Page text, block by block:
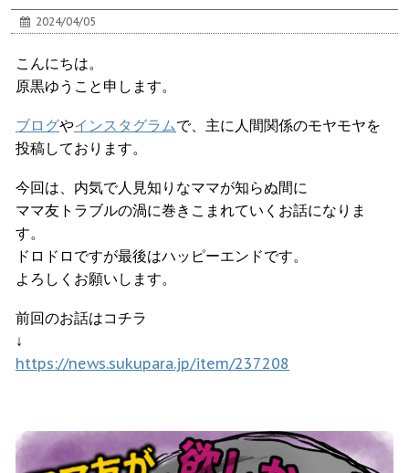
2024/04/05
こんにちは。
原黒ゆうこと申します。
ブログやインスタグラムで、主に人間関係のモヤモヤを
投稿しております。
今回は、内気で人見知りなママが知らぬ間に
ママ友トラブルの渦に巻きこまれていくお話になりま
す。
ドロドロですが最後はハッピーエンドです。
よろしくお願いします。
前回のお話はコチラ
↓
https://news.sukupara.jp/item/237208